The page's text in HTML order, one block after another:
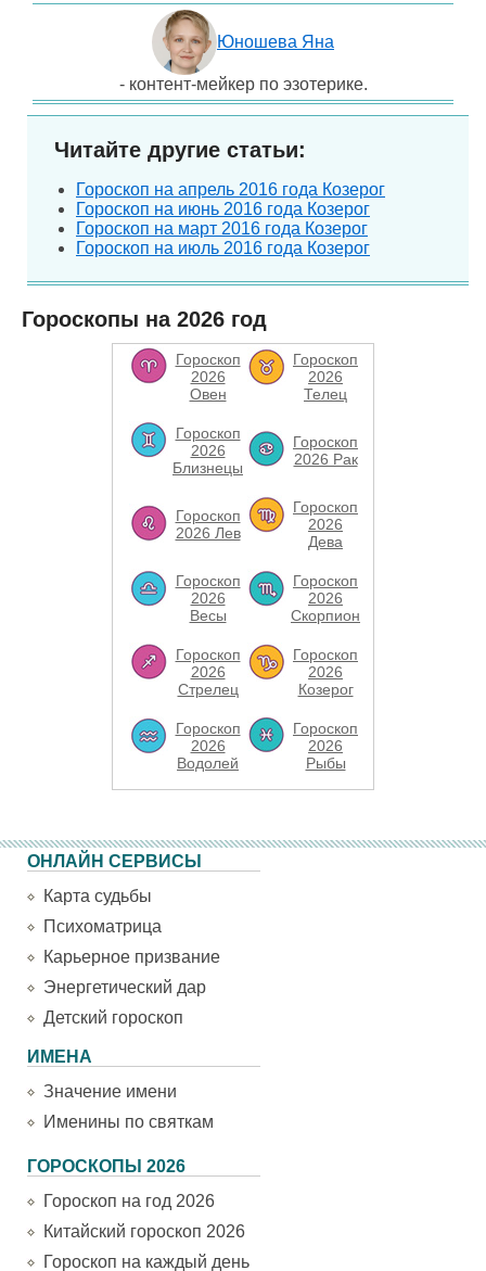
Юношева Яна
- контент-мейкер по эзотерике.
Читайте другие статьи:
Гороскоп на апрель 2016 года Козерог
Гороскоп на июнь 2016 года Козерог
Гороскоп на март 2016 года Козерог
Гороскоп на июль 2016 года Козерог
Гороскопы на 2026 год
Гороскоп
2026
Овен
Гороскоп
2026
Телец
Гороскоп
2026
Близнецы
Гороскоп
2026 Рак
Гороскоп
2026 Лев
Гороскоп
2026
Дева
Гороскоп
2026
Весы
Гороскоп
2026
Скорпион
Гороскоп
2026
Стрелец
Гороскоп
2026
Козерог
Гороскоп
2026
Водолей
Гороскоп
2026
Рыбы
ОНЛАЙН СЕРВИСЫ
Карта судьбы
Психоматрица
Карьерное призвание
Энергетический дар
Детский гороскоп
ИМЕНА
Значение имени
Именины по святкам
ГОРОСКОПЫ 2026
Гороскоп на год 2026
Китайский гороскоп 2026
Гороскоп на каждый день